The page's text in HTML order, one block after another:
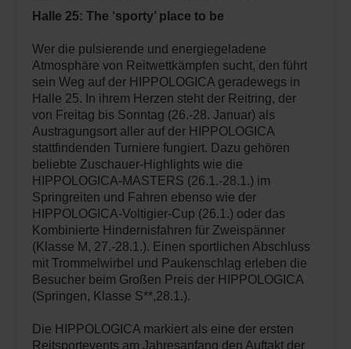
Halle 25: The ‘sporty’ place to be
Wer die pulsierende und energiegeladene
Atmosphäre von Reitwettkämpfen sucht, den führt
sein Weg auf der HIPPOLOGICA geradewegs in
Halle 25. In ihrem Herzen steht der Reitring, der
von Freitag bis Sonntag (26.-28. Januar) als
Austragungsort aller auf der HIPPOLOGICA
stattfindenden Turniere fungiert. Dazu gehören
beliebte Zuschauer-Highlights wie die
HIPPOLOGICA-MASTERS (26.1.-28.1.) im
Springreiten und Fahren ebenso wie der
HIPPOLOGICA-Voltigier-Cup (26.1.) oder das
Kombinierte Hindernisfahren für Zweispänner
(Klasse M, 27.-28.1.). Einen sportlichen Abschluss
mit Trommelwirbel und Paukenschlag erleben die
Besucher beim Großen Preis der HIPPOLOGICA
(Springen, Klasse S**,28.1.).
Die HIPPOLOGICA markiert als eine der ersten
Reitsportevents am Jahresanfang den Auftakt der